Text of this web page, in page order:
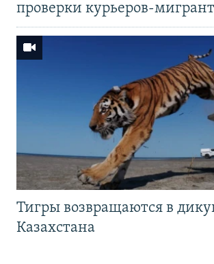
проверки курьеров-
Тигры возвращаются в
Казахстана